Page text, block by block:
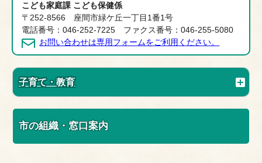
こども家庭課 こども保健係
〒252-8566 座間市緑ケ丘一丁目1番1号
電話番号：046-252-7225 ファクス番号：046-255-5080
お問い合わせは専用フォームをご利用ください。
子育て・教育
市の組織・窓口案内